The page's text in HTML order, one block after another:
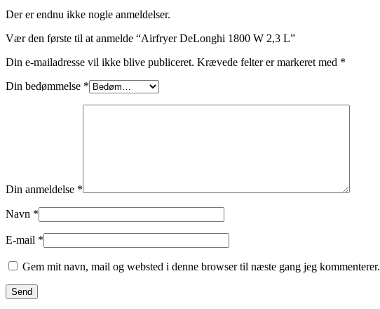
Der er endnu ikke nogle anmeldelser.
Vær den første til at anmelde “Airfryer DeLonghi 1800 W 2,3 L”
Din e-mailadresse vil ikke blive publiceret. Krævede felter er markeret med *
Din bedømmelse *
Din anmeldelse *
Navn *
E-mail *
Gem mit navn, mail og websted i denne browser til næste gang jeg kommenterer.